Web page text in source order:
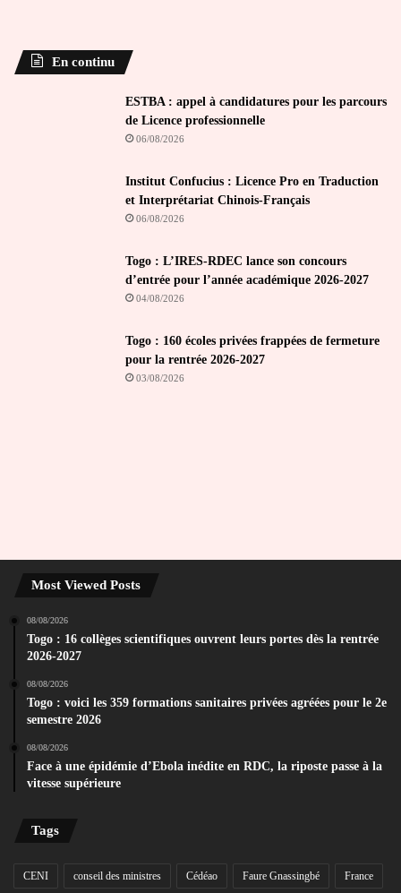
En continu
ESTBA : appel à candidatures pour les parcours
de Licence professionnelle
06/08/2026
Institut Confucius : Licence Pro en Traduction
et Interprétariat Chinois-Français
06/08/2026
Togo : L’IRES-RDEC lance son concours
d’entrée pour l’année académique 2026-2027
04/08/2026
Togo : 160 écoles privées frappées de fermeture
pour la rentrée 2026-2027
03/08/2026
Most Viewed Posts
08/08/2026
Togo : 16 collèges scientifiques ouvrent leurs portes dès la rentrée
2026-2027
08/08/2026
Togo : voici les 359 formations sanitaires privées agréées pour le 2e
semestre 2026
08/08/2026
Face à une épidémie d’Ebola inédite en RDC, la riposte passe à la
vitesse supérieure
Tags
CENI conseil des ministres Cédéao Faure Gnassingbé France